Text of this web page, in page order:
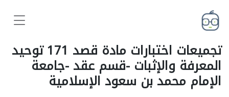
تجميعات اختبارات مادة قصد 171 توحيد
المعرفة والإثبات -قسم عقد -جامعة
الإمام محمد بن سعود الإسلامية